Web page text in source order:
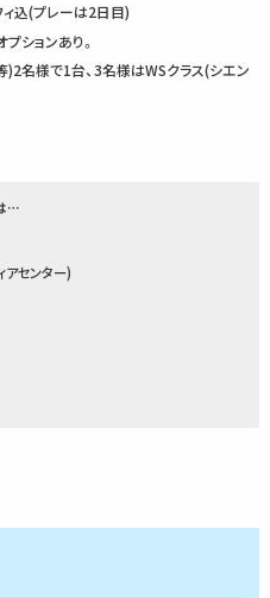
ィ込(プレーは2日目)
ションあり。
)2名様で1台、3名様はWSクラス(シエン
…
センター)